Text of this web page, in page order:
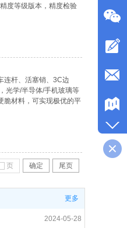
度等级版本，精度检验
连杆、活塞销、3C边
光学/半导体/手机玻璃等
脆材料，可实现极优的平
页 确定 尾页
更多
2024-05-28